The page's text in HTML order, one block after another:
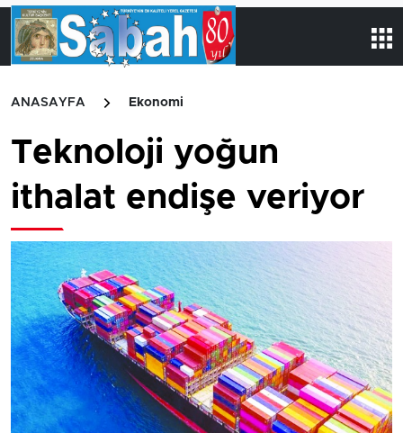
ANASAYFA Ekonomi
Teknoloji yoğun
ithalat endişe veriyor